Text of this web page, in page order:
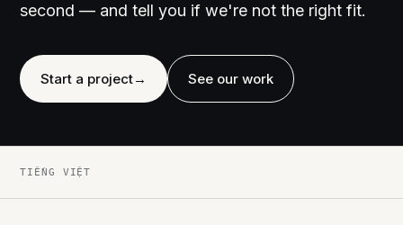
second — and tell you if we're not the right fit.
Start a project→ See our work
TIẾNG VIỆT